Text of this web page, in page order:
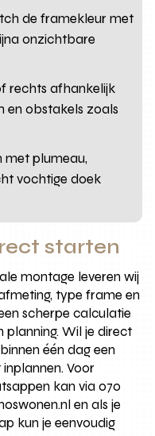
de framekleur met
onzichtbare
rechts afhankelijk
en obstakels zoals
met plumeau,
vochtige doek
starten
montage leveren wij
type frame en
scherpe calculatie
Wil je direct
één dag een
Voor
kan via 070
en als je
kun je eenvoudig